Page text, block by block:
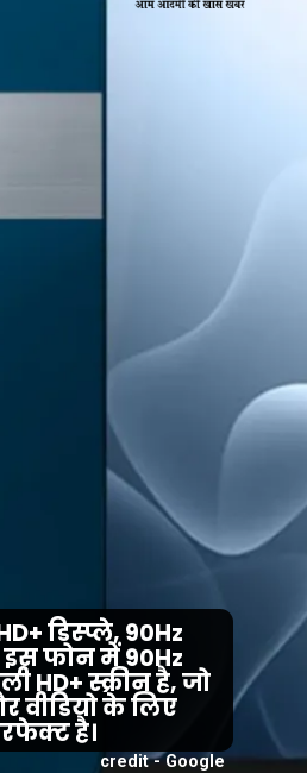
credit - Google
डिस्प्ले, 90Hz
इस फोन में 90Hz
HD+ स्क्रीन है, जो
वीडियो के लिए
है।